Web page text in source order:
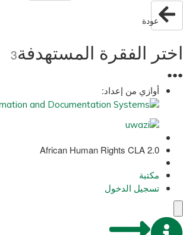
عودة
اختر الفقرة المستهدفة3
●
●
●
أوازي من إعداد:
African Human Rights CLA 2.0
مكتبة
تسجيل الدخول